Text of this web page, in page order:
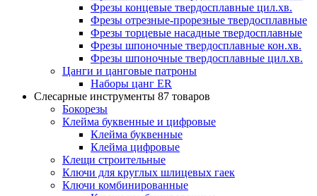
Фрезы концевые твердосплавные цил.хв.
Фрезы отрезные-прорезные твердосплавные
Фрезы торцевые насадные твердосплавные
Фрезы шпоночные твердосплавные кон.хв.
Фрезы шпоночные твердосплавные цил.хв.
Цанги и цанговые патроны
Наборы цанг ER
Слесарные инструменты 87 товаров
Бокорезы
Клейма буквенные и цифровые
Клейма буквенные
Клейма цифровые
Клещи строительные
Ключи для круглых шлицевых гаек
Ключи комбинированные